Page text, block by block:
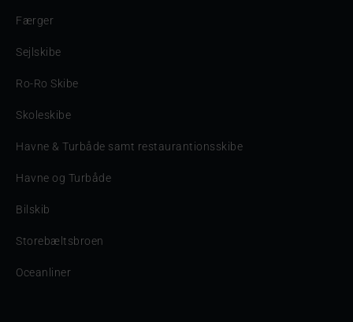
Færger
Sejlskibe
Ro-Ro Skibe
Skoleskibe
Havne & Turbåde samt restaurantionsskibe
Havne og Turbåde
Bilskib
Storebæltsbroen
Oceanliner